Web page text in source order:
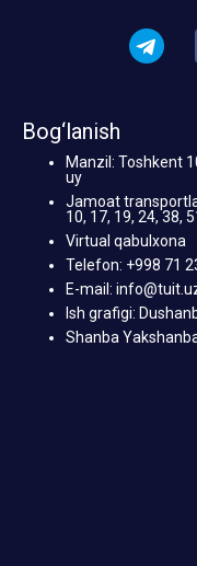
Bog‘lanish
Manzil: Toshkent
uy
Jamoat
10, 17, 19, 24, 38,
Virtual qabulxona
Telefon: +998 71
E-mail:
Ish grafigi:
Shanba